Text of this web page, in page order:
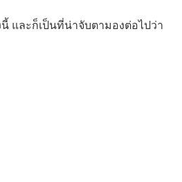
และก็เป็นที่น่าจับตามองต่อไปว่า